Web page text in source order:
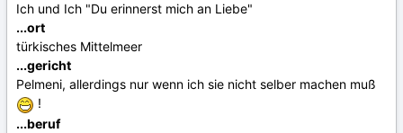
Ich und Ich "Du erinnerst mich an Liebe"
...ort
türkisches Mittelmeer
...gericht
Pelmeni, allerdings nur wenn ich sie nicht selber machen muß
!
...beruf